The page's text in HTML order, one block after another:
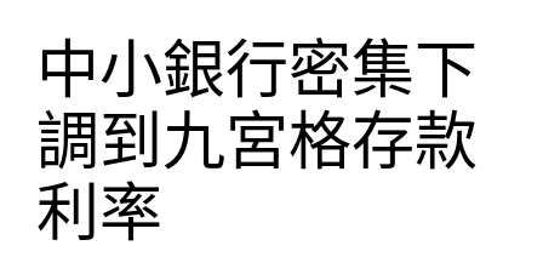
中小銀行密集下
調到九宮格存款
利率